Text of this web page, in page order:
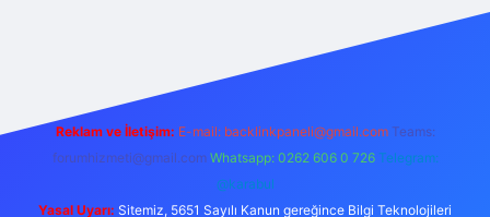
Reklam ve İletişim: E-mail: backlinkpaneli@gmail.com Teams:
forumhizmeti@gmail.com Whatsapp: 0262 606 0 726 Telegram:
@karabul
Yasal Uyarı: Sitemiz, 5651 Sayılı Kanun gereğince Bilgi Teknolojileri